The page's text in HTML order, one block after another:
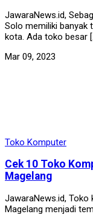
JawaraNews.id,
Solo memiliki banyak
kota. Ada toko besar
Mar 09, 2023
Toko Komputer
Cek 10 Toko
Magelang
JawaraNews.id,
Magelang menjadi